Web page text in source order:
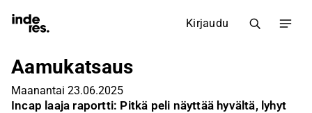
Kirjaudu
Aamukatsaus
Maanantai 23.06.2025
Incap laaja raportti: Pitkä peli näyttää hyvältä, lyhyt